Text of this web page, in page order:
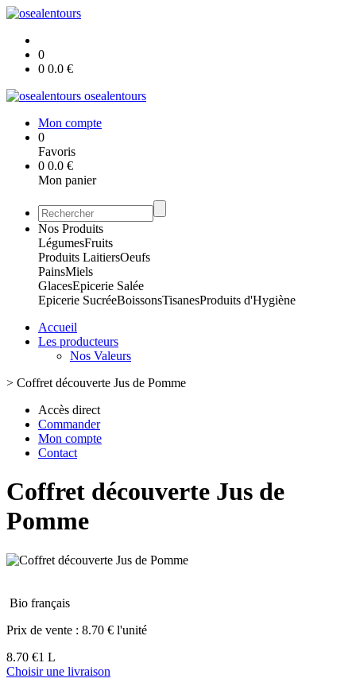
0
0 0.0 €
osealentours
Mon compte
0
Favoris
0 0.0 €
Mon panier
Nos Produits
LégumesFruits
Produits LaitiersOeufs
PainsMiels
GlacesEpicerie Salée
Epicerie SucréeBoissonsTisanesProduits d'Hygiène
Accueil
Les producteurs
Nos Valeurs
> Coffret découverte Jus de Pomme
Accès direct
Commander
Mon compte
Contact
Coffret découverte Jus de
Pomme
Bio français
Prix de vente : 8.70 € l'unité
8.70 €1 L
Choisir une livraison